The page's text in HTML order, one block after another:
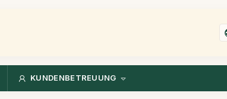
KUNDENBETREUUNG